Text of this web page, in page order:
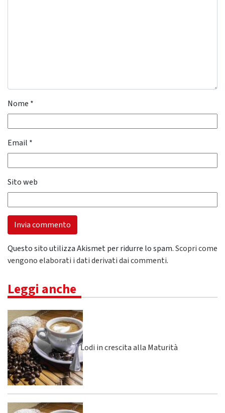
Nome *
Email *
Sito web
Questo sito utilizza Akismet per ridurre lo spam.Scopri come
vengono elaborati i dati derivati dai commenti.
Leggi anche
Lodi in crescita alla Maturità